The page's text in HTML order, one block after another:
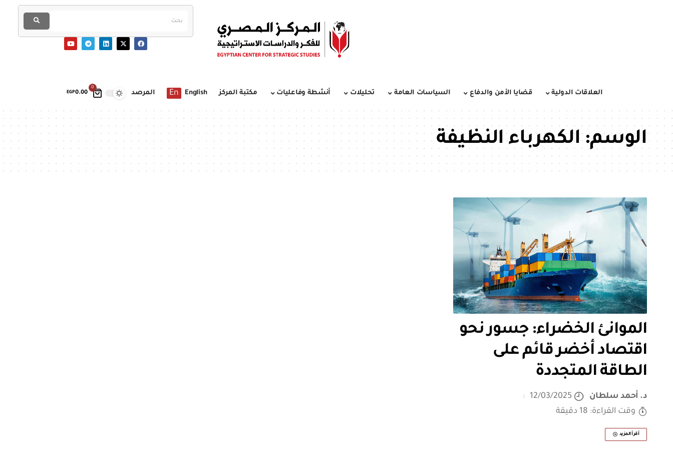
0
EGP0.00 العلاقات الدولية قضايا الأمن والدفاع السياسات العامة تحليلات أنشطة وفاعليات مكتبة المركز English
En المرصد
الوسم:الكهرباء النظيفة
الموانئ الخضراء: جسور نحو
اقتصاد أخضر قائم على
الطاقة المتجددة
د. أحمد سلطان
12/03/2025
وقت القراءة: 18 دقيقة
أقرأ المزيد